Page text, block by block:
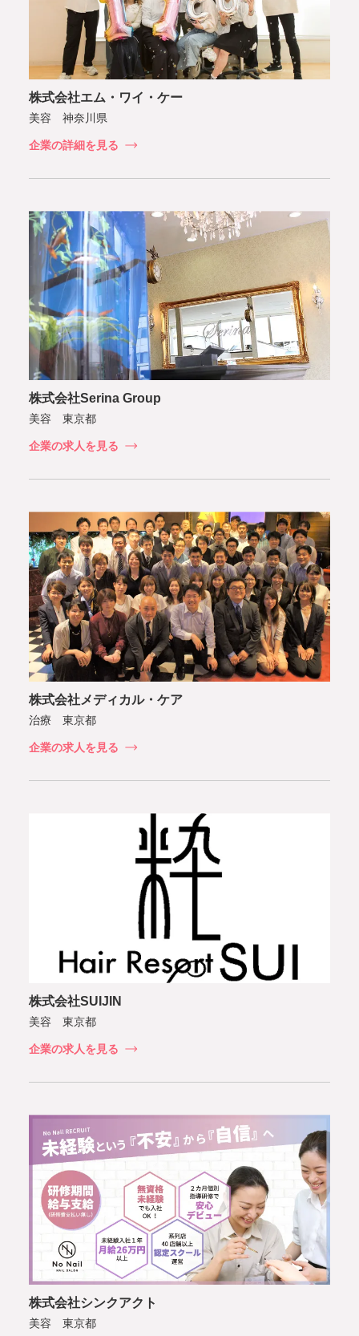
株式会社エム・ワイ・ケー
美容 神奈川県
企業の詳細を見る
株式会社Serina Group
美容 東京都
企業の求人を見る
株式会社メディカル・ケア
治療 東京都
企業の求人を見る
株式会社SUIJIN
美容 東京都
企業の求人を見る
株式会社シンクアクト
美容 東京都